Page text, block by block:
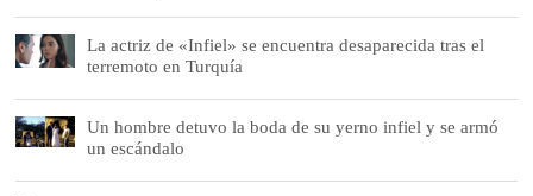
La actriz de «Infiel» se encuentra desaparecida tras el
terremoto en Turquía
Un hombre detuvo la boda de su yerno infiel y se armó
un escándalo